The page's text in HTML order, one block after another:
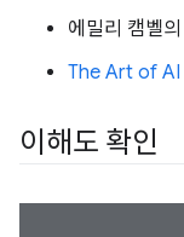
에밀리 캠벨의
The Art of
이해도 확인